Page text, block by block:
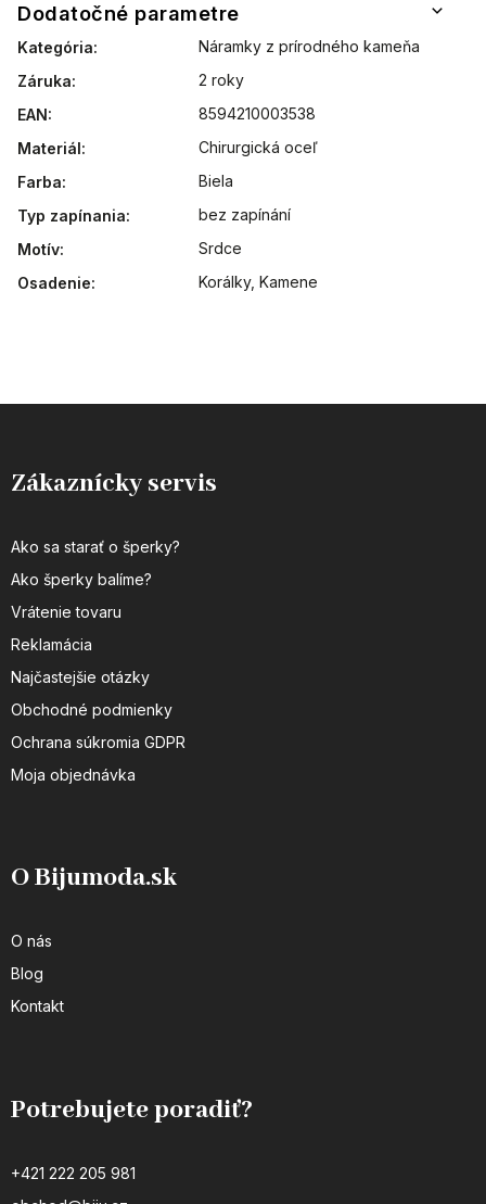
Dodatočné parametre
Kategória:
Náramky z prírodného kameňa
Záruka:
2 roky
EAN:
8594210003538
Materiál:
Chirurgická oceľ
Farba:
Biela
Typ zapínania:
bez zapínání
Motív:
Srdce
Osadenie: Korálky, Kamene
Zákaznícky servis
Ako sa starať o šperky?
Ako šperky balíme?
Vrátenie tovaru
Reklamácia
Najčastejšie otázky
Obchodné podmienky
Ochrana súkromia GDPR
Moja objednávka
O Bijumoda.sk
O nás
Blog
Kontakt
Potrebujete poradiť?
+421 222 205 981